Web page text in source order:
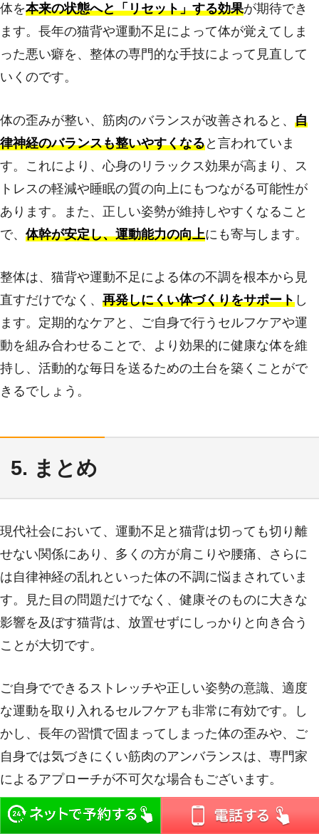
体を本来の状態へと「リセット」する効果が期待でき
ます。長年の猫背や運動不足によって体が覚えてしま
った悪い癖を、整体の専門的な手技によって見直して
いくのです。
体の歪みが整い、筋肉のバランスが改善されると、 自
律神経のバランスも整いやすくなると言われていま
す。これにより、心身のリラックス効果が高まり、ス
トレスの軽減や睡眠の質の向上にもつながる可能性が
あります。また、正しい姿勢が維持しやすくなること
で、 体幹が安定し、運動能力の向上にも寄与します。
整体は、猫背や運動不足による体の不調を根本から見
直すだけでなく、 再発しにくい体づくりをサポート し
ます。定期的なケアと、ご自身で行うセルフケアや運
動を組み合わせることで、より効果的に健康な体を維
持し、活動的な毎日を送るための土台を築くことがで
きるでしょう。
5. まとめ
現代社会において、運動不足と猫背は切っても切り離
せない関係にあり、多くの方が肩こりや腰痛、さらに
は自律神経の乱れといった体の不調に悩まされていま
す。見た目の問題だけでなく、健康そのものに大きな
影響を及ぼす猫背は、放置せずにしっかりと向き合う
ことが大切です。
ご自身でできるストレッチや正しい姿勢の意識、適度
な運動を取り入れるセルフケアも非常に有効です。し
かし、長年の習慣で固まってしまった体の歪みや、ご
自身では気づきにくい筋肉のアンバランスは、専門家
によるアプローチが不可欠な場合もございます。
整体では、体の歪みを丁寧にチェックし、骨格や筋肉